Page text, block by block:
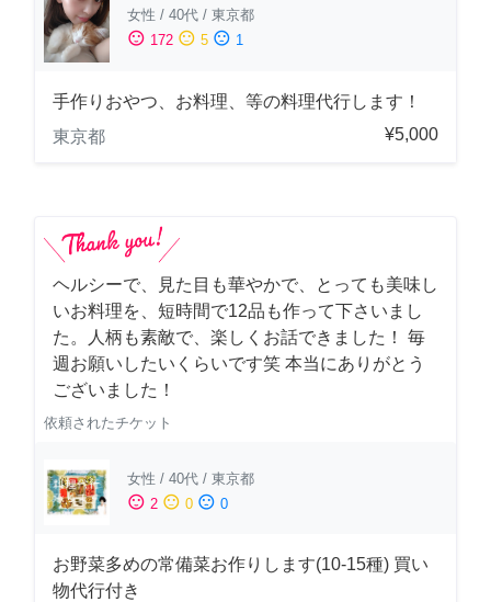
女性 / 40代 / 東京都
sentiment_satisfied 172 sentiment_neutral 5 sentiment_dissatisfied 1
手作りおやつ、お料理、等の料理代行します！
東京都
¥5,000
ヘルシーで、見た目も華やかで、とっても美味し
いお料理を、短時間で12品も作って下さいまし
た。人柄も素敵で、楽しくお話できました！ 毎
週お願いしたいくらいです笑 本当にありがとう
ございました！
依頼されたチケット
女性 / 40代 / 東京都
sentiment_satisfied 2 sentiment_neutral 0 sentiment_dissatisfied 0
お野菜多めの常備菜お作りします(10-15種) 買い
物代行付き